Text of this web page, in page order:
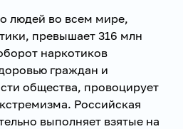
людей во всем мире,
превышает 316 млн
наркотиков
граждан и
общества, провоцирует
Российская
выполняет взятые на